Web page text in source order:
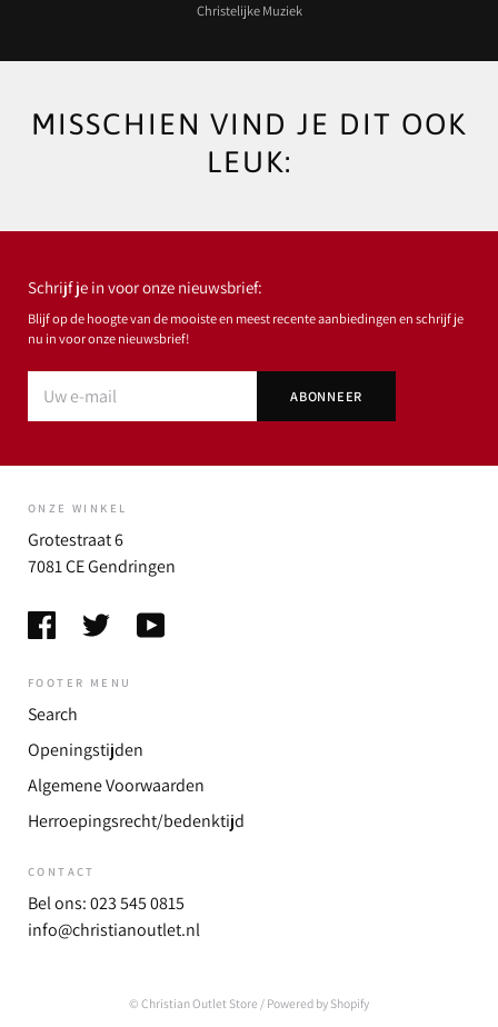
Christelijke Muziek
MISSCHIEN VIND JE DIT OOK
LEUK:
Schrijf je in voor onze nieuwsbrief:
Blijf op de hoogte van de mooiste en meest recente aanbiedingen en schrijf je
nu in voor onze nieuwsbrief!
ONZE WINKEL
Grotestraat 6
7081 CE Gendringen
FOOTER MENU
Search
Openingstijden
Algemene Voorwaarden
Herroepingsrecht/bedenktijd
CONTACT
Bel ons: 023 545 0815
info@christianoutlet.nl
© Christian Outlet Store / Powered by Shopify